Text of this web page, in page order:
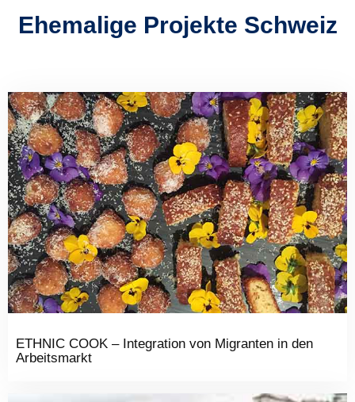
Ehemalige Projekte Schweiz
ETHNIC COOK – Integration von Migranten in den
Arbeitsmarkt